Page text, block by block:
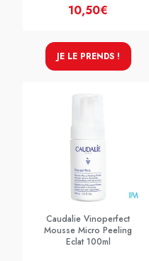
10,50€
JE LE PRENDS !
Caudalie Vinoperfect
Mousse Micro Peeling
Eclat 100ml